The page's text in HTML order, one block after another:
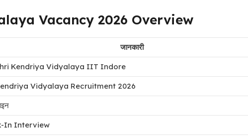
Vacancy 2026 Overview
जानकारी
Kendriya Vidyalaya IIT Indore
Vidyalaya Recruitment 2026
In Interview